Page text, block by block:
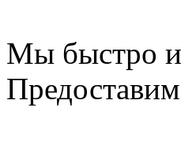
Мы быстро и